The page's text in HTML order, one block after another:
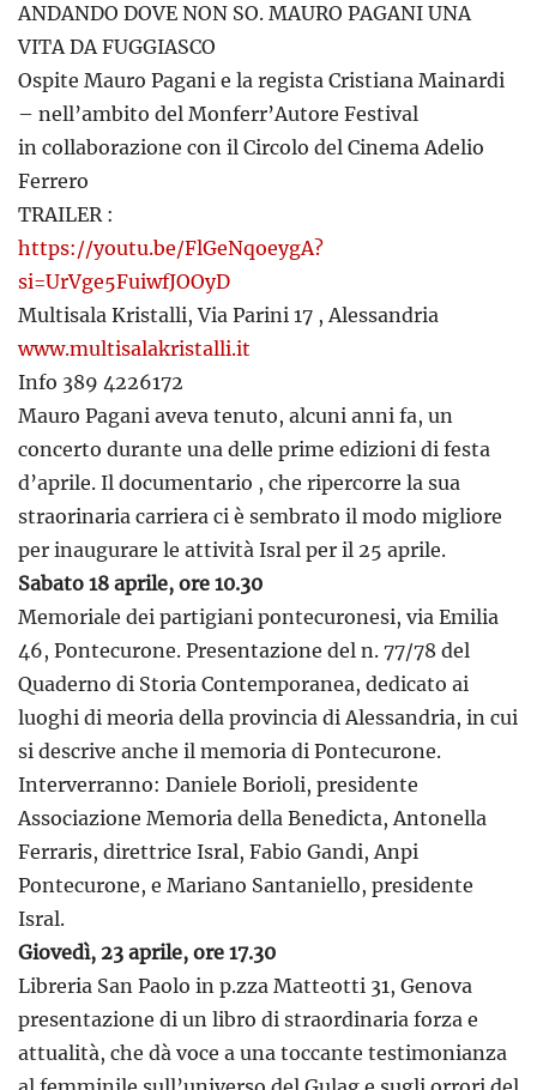
ANDANDO DOVE NON SO. MAURO PAGANI UNA
VITA DA FUGGIASCO
Ospite Mauro Pagani e la regista Cristiana Mainardi
– nell’ambito del Monferr’Autore Festival
in collaborazione con il Circolo del Cinema Adelio
Ferrero
TRAILER :
https://youtu.be/FlGeNqoeygA?
si=UrVge5FuiwfJOOyD
Multisala Kristalli, Via Parini 17 , Alessandria
www.multisalakristalli.it
Info 389 4226172
Mauro Pagani aveva tenuto, alcuni anni fa, un
concerto durante una delle prime edizioni di festa
d’aprile. Il documentario , che ripercorre la sua
straorinaria carriera ci è sembrato il modo migliore
per inaugurare le attività Isral per il 25 aprile.
Sabato 18 aprile, ore 10.30
Memoriale dei partigiani pontecuronesi, via Emilia
46, Pontecurone. Presentazione del n. 77/78 del
Quaderno di Storia Contemporanea, dedicato ai
luoghi di meoria della provincia di Alessandria, in cui
si descrive anche il memoria di Pontecurone.
Interverranno: Daniele Borioli, presidente
Associazione Memoria della Benedicta, Antonella
Ferraris, direttrice Isral, Fabio Gandi, Anpi
Pontecurone, e Mariano Santaniello, presidente
Isral.
Giovedì, 23 aprile, ore 17.30
Libreria San Paolo in p.zza Matteotti 31, Genova
presentazione di un libro di straordinaria forza e
attualità, che dà voce a una toccante testimonianza